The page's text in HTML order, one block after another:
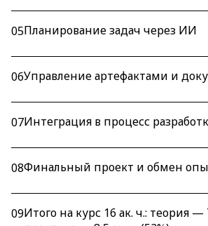
05Планирование задач через ИИ
06Управление артефактами и
07Интеграция в процесс
08Финальный проект и обмен
09Итого на курс 16 ак. ч.: теория —